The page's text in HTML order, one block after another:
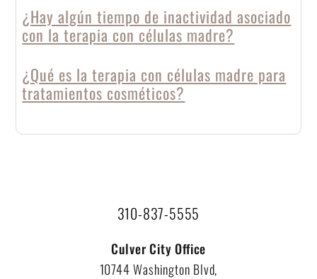
¿Hay algún tiempo de inactividad asociado
con la terapia con células madre?
¿Qué es la terapia con células madre para
tratamientos cosméticos?
310-837-5555
Culver City Office
10744 Washington Blvd,